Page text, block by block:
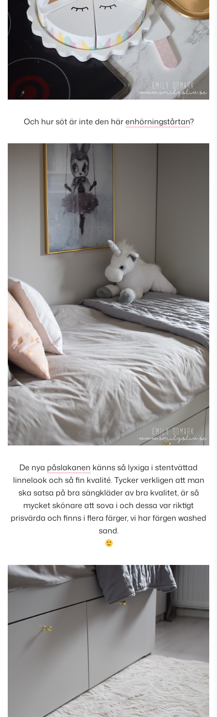
Och hur söt är inte den härenhörningstårtan?
De nya påslakanen känns så lyxiga i stentvättad
linnelook och så fin kvalité. Tycker verkligen att man
ska satsa på bra sängkläder av bra kvalitet, är så
mycket skönare att sova i och dessa var riktigt
prisvärda och finns i flera färger, vi har färgen washed
sand.